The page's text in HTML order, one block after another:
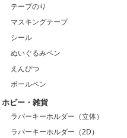
テープのり
マスキングテープ
シール
ぬいぐるみペン
えんぴつ
ボールペン
ホビー・雑貨
ラバーキーホルダー（立体）
ラバーキーホルダー（2D）